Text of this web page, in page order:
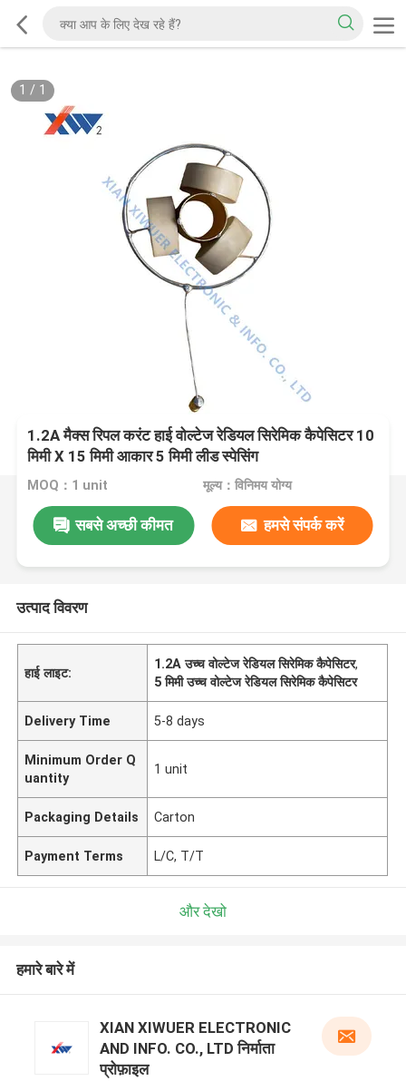
1 / 1
1.2A मैक्स रिपल करंट हाई वोल्टेज रेडियल सिरेमिक कैपेसिटर 10
मिमी X 15 मिमी आकार 5 मिमी लीड स्पेसिंग
MOQ：1 unit मूल्य：विनिमय योग्य
सबसे अच्छी कीमत हमसे संपर्क करें
उत्पाद विवरण
हाई लाइट:
1.2A उच्च वोल्टेज रेडियल सिरेमिक कैपेसिटर,
5 मिमी उच्च वोल्टेज रेडियल सिरेमिक कैपेसिटर
Delivery Time 5-8 days
Minimum Order Q
uantity
1 unit
Packaging Details Carton
Payment Terms L/C, T/T
और देखो
हमारे बारे में
XIAN XIWUER ELECTRONIC
AND INFO. CO., LTD निर्माता
प्रोफ़ाइल